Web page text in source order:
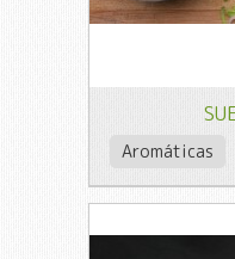
Aromáticas